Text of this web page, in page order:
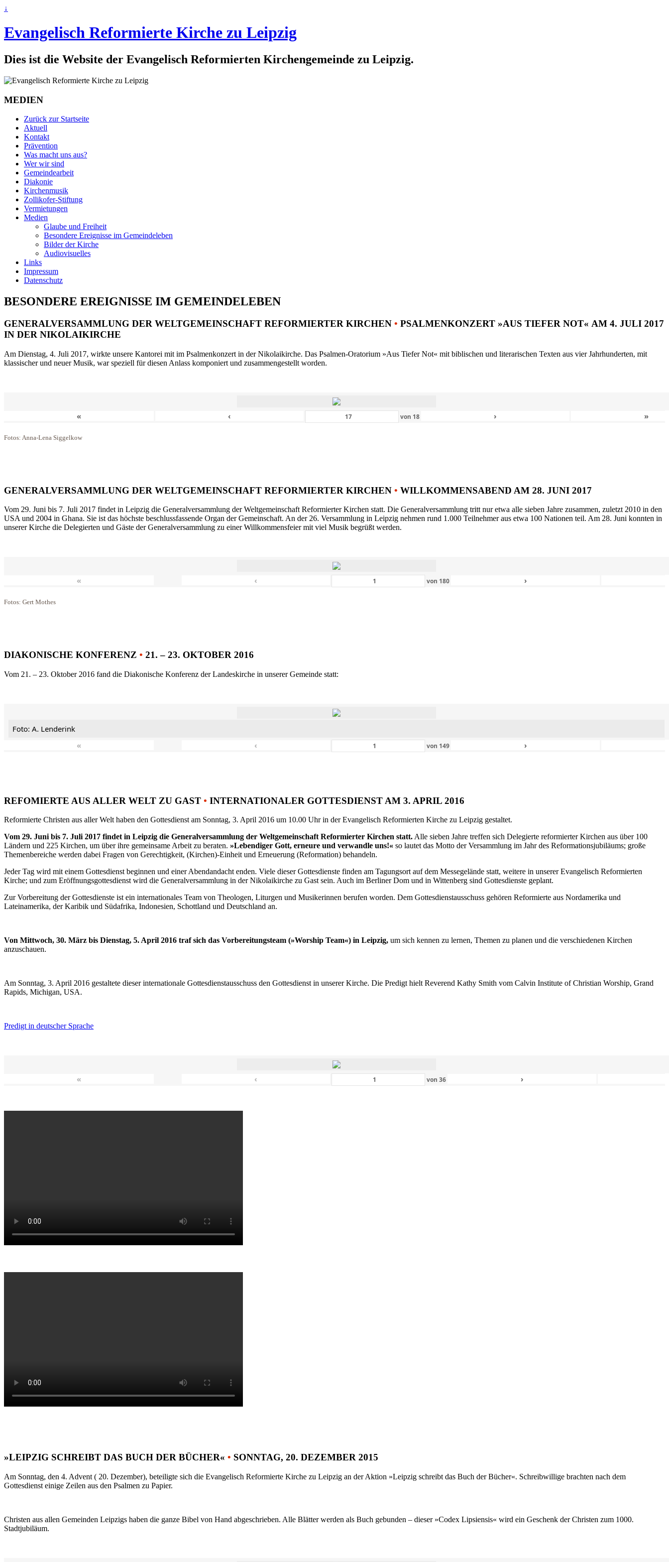
↓
Evangelisch Reformierte Kirche zu Leipzig
Dies ist die Website der Evangelisch Reformierten Kirchengemeinde zu Leipzig.
MEDIEN
Zurück zur Startseite
Aktuell
Kontakt
Prävention
Was macht uns aus?
Wer wir sind
Gemeindearbeit
Diakonie
Kirchenmusik
Zollikofer-Stiftung
Vermietungen
Medien
Glaube und Freiheit
Besondere Ereignisse im Gemeindeleben
Bilder der Kirche
Audiovisuelles
Links
Impressum
Datenschutz
BESONDERE EREIGNISSE IM GEMEINDELEBEN
GENERALVERSAMMLUNG DER WELTGEMEINSCHAFT REFORMIERTER KIRCHEN • PSALMENKONZERT »AUS TIEFER NOT« AM 4. JULI 2017
IN DER NIKOLAIKIRCHE
Am Dienstag, 4. Juli 2017, wirkte unsere Kantorei mit im Psalmenkonzert in der Nikolaikirche. Das Psalmen-Oratorium »Aus Tiefer Not« mit biblischen und literarischen Texten aus vier Jahrhunderten, mit
klassischer und neuer Musik, war speziell für diesen Anlass komponiert und zusammengestellt worden.
« ‹ von 18 › »
Fotos: Anna-Lena Siggelkow
GENERALVERSAMMLUNG DER WELTGEMEINSCHAFT REFORMIERTER KIRCHEN • WILLKOMMENSABEND AM 28. JUNI 2017
Vom 29. Juni bis 7. Juli 2017 findet in Leipzig die Generalversammlung der Weltgemeinschaft Reformierter Kirchen statt. Die Generalversammlung tritt nur etwa alle sieben Jahre zusammen, zuletzt 2010 in den
USA und 2004 in Ghana. Sie ist das höchste beschlussfassende Organ der Gemeinschaft. An der 26. Versammlung in Leipzig nehmen rund 1.000 Teilnehmer aus etwa 100 Nationen teil. Am 28. Juni konnten in
unserer Kirche die Delegierten und Gäste der Generalversammlung zu einer Willkommensfeier mit viel Musik begrüßt werden.
« ‹ von 180 ›
Fotos: Gert Mothes
DIAKONISCHE KONFERENZ • 21. – 23. OKTOBER 2016
Vom 21. – 23. Oktober 2016 fand die Diakonische Konferenz der Landeskirche in unserer Gemeinde statt:
Foto: A. Lenderink
«
‹ von 149 ›
REFOMIERTE AUS ALLER WELT ZU GAST • INTERNATIONALER GOTTESDIENST AM 3. APRIL 2016
Reformierte Christen aus aller Welt haben den Gottesdienst am Sonntag, 3. April 2016 um 10.00 Uhr in der Evangelisch Reformierten Kirche zu Leipzig gestaltet.
Vom 29. Juni bis 7. Juli 2017 findet in Leipzig die Generalversammlung der Weltgemeinschaft Reformierter Kirchen statt.Alle sieben Jahre treffen sich Delegierte reformierter Kirchen aus über 100
Ländern und 225 Kirchen, um über ihre gemeinsame Arbeit zu beraten. »Lebendiger Gott, erneure und verwandle uns!« so lautet das Motto der Versammlung im Jahr des Reformationsjubiläums; große
Themenbereiche werden dabei Fragen von Gerechtigkeit, (Kirchen)-Einheit und Erneuerung (Reformation) behandeln.
Jeder Tag wird mit einem Gottesdienst beginnen und einer Abendandacht enden. Viele dieser Gottesdienste finden am Tagungsort auf dem Messegelände statt, weitere in unserer Evangelisch Reformierten
Kirche; und zum Eröffnungsgottesdienst wird die Generalversammlung in der Nikolaikirche zu Gast sein. Auch im Berliner Dom und in Wittenberg sind Gottesdienste geplant.
Zur Vorbereitung der Gottesdienste ist ein internationales Team von Theologen, Liturgen und Musikerinnen berufen worden. Dem Gottesdienstausschuss gehören Reformierte aus Nordamerika und
Lateinamerika, der Karibik und Südafrika, Indonesien, Schottland und Deutschland an.
Von Mittwoch, 30. März bis Dienstag, 5. April 2016 traf sich das Vorbereitungsteam (»Worship Team«) in Leipzig, um sich kennen zu lernen, Themen zu planen und die verschiedenen Kirchen
anzuschauen.
Am Sonntag, 3. April 2016 gestaltete dieser internationale Gottesdienstausschuss den Gottesdienst in unserer Kirche. Die Predigt hielt Reverend Kathy Smith vom Calvin Institute of Christian Worship, Grand
Rapids, Michigan, USA.
Predigt in deutscher Sprache
« ‹ von36 ›
»LEIPZIG SCHREIBT DAS BUCH DER BÜCHER« • SONNTAG, 20. DEZEMBER 2015
Am Sonntag, den 4. Advent ( 20. Dezember), beteiligte sich die Evangelisch Reformierte Kirche zu Leipzig an der Aktion »Leipzig schreibt das Buch der Bücher«. Schreibwillige brachten nach dem
Gottesdienst einige Zeilen aus den Psalmen zu Papier.
Christen aus allen Gemeinden Leipzigs haben die ganze Bibel von Hand abgeschrieben. Alle Blätter werden als Buch gebunden – dieser »Codex Lipsiensis« wird ein Geschenk der Christen zum 1000.
Stadtjubiläum.